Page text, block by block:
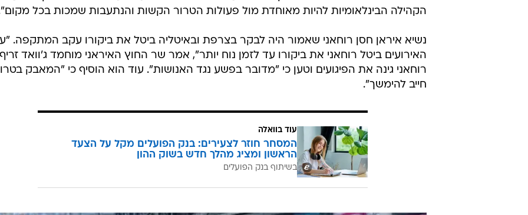
הקהילה הבינלאומיות להיות מאוחדת מול פעולות הטרור הקשות והנתעבות שמכות בכל
נשיא איראן חסן רוחאני שאמור היה לבקר בצרפת ובאיטליה ביטל את ביקורו עקב המתקפה.
האירועים ביטל רוחאני את ביקורו עד לזמן נוח יותר", אמר שר החוץ האיראני מוחמד ג'וואד
רוחאני גינה את הפיגועים וטען כי "מדובר בפשע נגד האנושות". עוד הוא הוסיף כי "המאבק
חייב להימשך".
עוד בוואלה
המסחר חוזר לצעירים: בנק הפועלים מקל על הצעד
הראשון ומציג מהלך חדש בשוק ההון
בשיתוף בנק הפועלים